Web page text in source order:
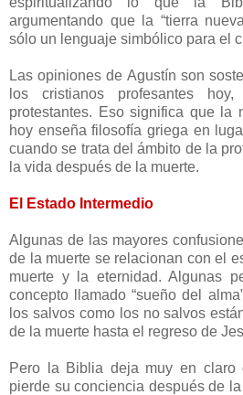
argumentando que la “tierra
sólo un lenguaje simbólico para el
Las opiniones de Agustín son
los cristianos profesantes
protestantes. Eso significa que la
hoy enseña filosofía griega en
cuando se trata del ámbito de la
la vida después de la muerte.
El Estado Intermedio
Algunas de las mayores
de la muerte se relacionan con el
muerte y la eternidad. Algunas
concepto llamado “sueño del
los salvos como los no salvos
de la muerte hasta el regreso de
Pero la Biblia deja muy en claro
pierde su conciencia después de